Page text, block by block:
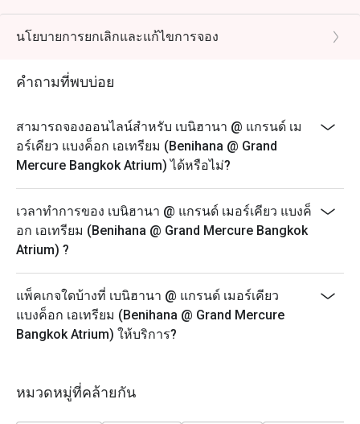
และไวน์ฟรีโฟลว์จะเสิร์ฟในเวลา 1 ชั่วโมงครึ่ง
สถานที่: Benihana Restaurant (ชั้น 2)
โปรดทราบว่าราคาหลังหักส่วนลดแล้วจะมีค่าบริการ
* ร้านอาหารขอสงวนสิทธิ์ในการไม่อนุญาตให้นั่งร่วม
โต๊ะหากมีการจองตั้งแต่ 2 ขึ้นไป
* การจอง 1 ครั้งสามารถจองได้สูงสุด 4 ท่าน
ใช้เป็นส่วนลดได้
ส่วนลดไม่สามารถนำมาใช้กับโทมาฮอว์ก เนื้อญี่ปุ่น ชุด
คอมโบบางชุด เมนูชุด และบรันช์
เวลาเปิดทำการ: 12:00-21:00 น. (เมนูตามสั่ง)
นโยบายการยกเลิกและแก้ไขการจอง
คำถามที่พบบ่อย
สามารถจองออนไลน์สำหรับ เบนิฮานา @ แกรนด์ เม
อร์เคียว แบงค็อก เอเทรียม (Benihana @ Grand
Mercure Bangkok Atrium) ได้หรือไม่?
เวลาทำการของ เบนิฮานา @ แกรนด์ เมอร์เคียว แบงค็
อก เอเทรียม (Benihana @ Grand Mercure Bangkok
Atrium) ?
แพ็คเกจใดบ้างที่ เบนิฮานา @ แกรนด์ เมอร์เคียว
แบงค็อก เอเทรียม (Benihana @ Grand Mercure
Bangkok Atrium) ให้บริการ?
หมวดหมู่ที่คล้ายกัน